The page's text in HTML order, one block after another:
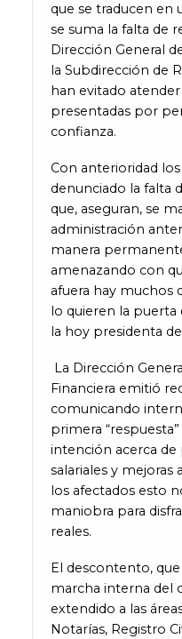
que se traducen en
se suma la falta de
Dirección General
la Subdirección de
han evitado
presentadas por
confianza.
Con anterioridad
denunciado la falta
que, aseguran, se
administración
manera
amenazando con
afuera hay muchos
lo quieren la puerta
la hoy presidenta
La Dirección
Financiera emitió
comunicando
primera
intención acerca
salariales y mejoras
los afectados esto
maniobra para
reales.
El descontento,
marcha interna del
extendido a las
Notarías, Registro